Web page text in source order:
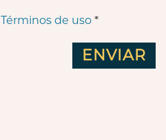
Términos de uso *